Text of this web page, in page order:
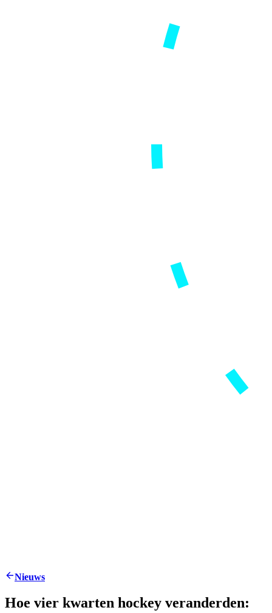
Nieuws
Hoe vier kwarten hockey veranderden: